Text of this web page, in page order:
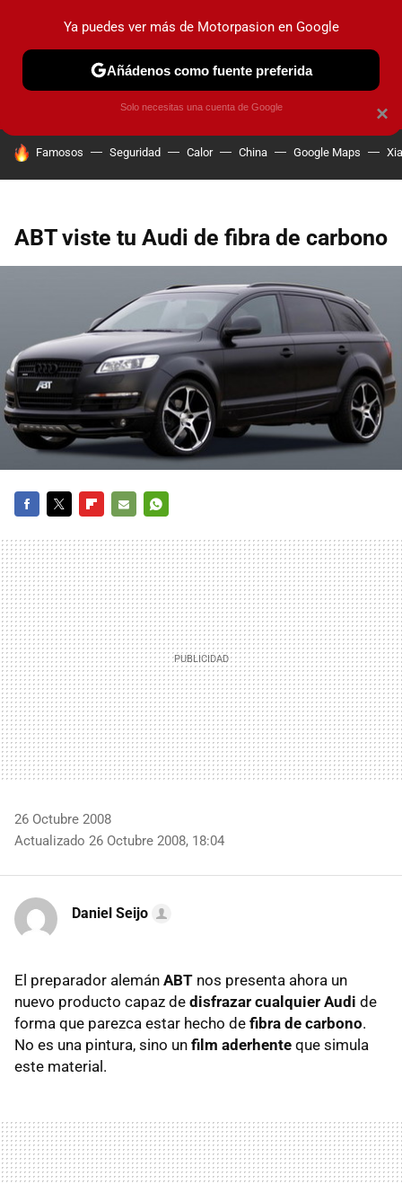
PRUEBAS COCHES ELÉCTRICOS OBSERVATORIO
HOY SE HABLA DE
Famosos Seguridad Calor China Google Maps
ABT viste tu Audi de fibra de carbono
MAIL
26 Octubre 2008
Actualizado 26 Octubre 2008, 18:04
Daniel Seijo
El preparador alemán ABT nos presenta ahora un
nuevo producto capaz de disfrazar cualquier Audi de
forma que parezca estar hecho de fibra de carbono.
No es una pintura, sino un film aderhente que simula
este material.
×
Ya puedes ver más de Motorpasion en Google
Añádenos como fuente preferida
Solo necesitas una cuenta de Google